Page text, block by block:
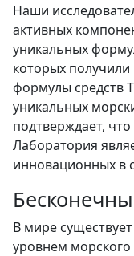
Наши
активных
уникальных
которых
формулы средств
уникальных
подтверждает,
Лаборатория
инновационных в
В мире
уровнем